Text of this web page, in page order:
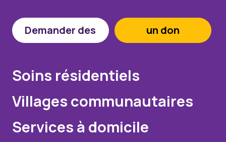
Demander des un don
Soins résidentiels
Villages communautaires
Services à domicile